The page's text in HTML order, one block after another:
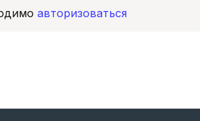
авторизоваться